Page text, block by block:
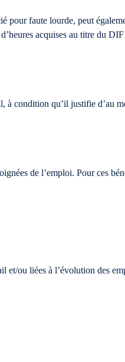
pour faute lourde, peut
acquises au titre du
condition qu’il justifie d’au
de l’emploi. Pour ces
et/ou liées à l’évolution des